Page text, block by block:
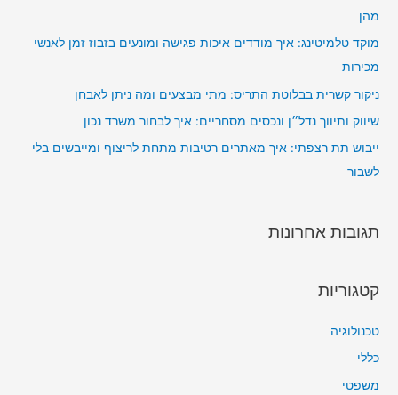
מהן
מוקד טלמיטינג: איך מודדים איכות פגישה ומונעים בזבוז זמן לאנשי
מכירות
ניקור קשרית בבלוטת התריס: מתי מבצעים ומה ניתן לאבחן
שיווק ותיווך נדל״ן ונכסים מסחריים: איך לבחור משרד נכון
ייבוש תת רצפתי: איך מאתרים רטיבות מתחת לריצוף ומייבשים בלי
לשבור
תגובות אחרונות
קטגוריות
טכנולוגיה
כללי
משפטי